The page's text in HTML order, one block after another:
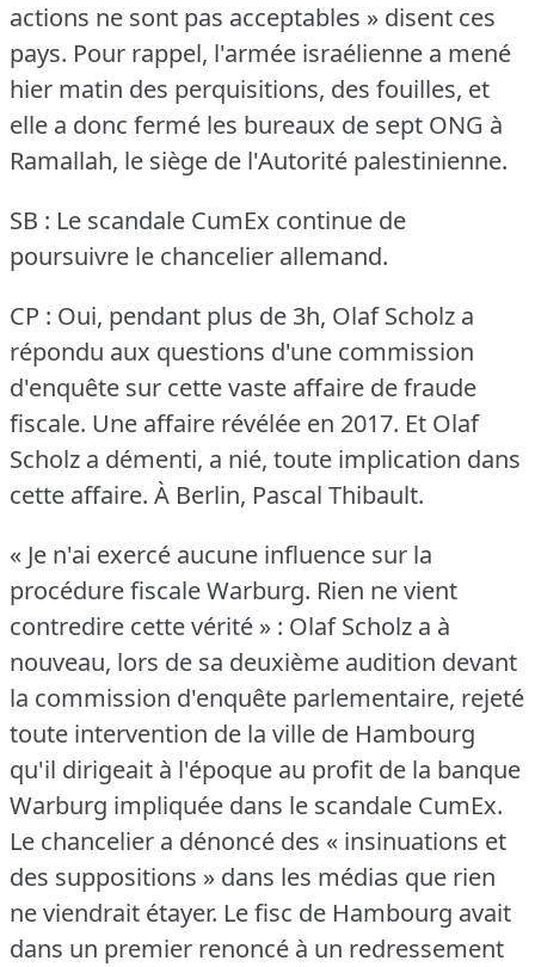
actions ne sont pas acceptables » disent ces
pays. Pour rappel, l'armée israélienne a mené
hier matin des perquisitions, des fouilles, et
elle a donc fermé les bureaux de sept ONG à
Ramallah, le siège de l'Autorité palestinienne.
SB : Le scandale CumEx continue de
poursuivre le chancelier allemand.
CP : Oui, pendant plus de 3h, Olaf Scholz a
répondu aux questions d'une commission
d'enquête sur cette vaste affaire de fraude
fiscale. Une affaire révélée en 2017. Et Olaf
Scholz a démenti, a nié, toute implication dans
cette affaire. À Berlin, Pascal Thibault.
« Je n'ai exercé aucune influence sur la
procédure fiscale Warburg. Rien ne vient
contredire cette vérité » : Olaf Scholz a à
nouveau, lors de sa deuxième audition devant
la commission d'enquête parlementaire, rejeté
toute intervention de la ville de Hambourg
qu'il dirigeait à l'époque au profit de la banque
Warburg impliquée dans le scandale CumEx.
Le chancelier a dénoncé des « insinuations et
des suppositions » dans les médias que rien
ne viendrait étayer. Le fisc de Hambourg avait
dans un premier renoncé à un redressement